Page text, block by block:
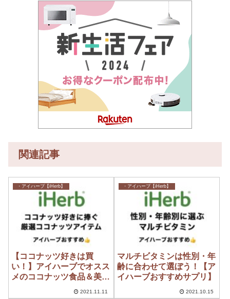
関連記事
・アイハーブ【iHerb】
【ココナッツ好きは買
い！】アイハーブでオスス
メのココナッツ食品＆美容
2021.11.11
・アイハーブ【iHerb】
マルチビタミンは性別・年
齢に合わせて選ぼう！【ア
イハーブおすすめサプリ】
2021.10.15